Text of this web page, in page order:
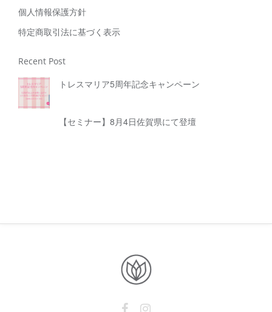
個人情報保護方針
特定商取引法に基づく表示
Recent Post
トレスマリア5周年記念キャンペーン
【セミナー】8月4日佐賀県にて登壇